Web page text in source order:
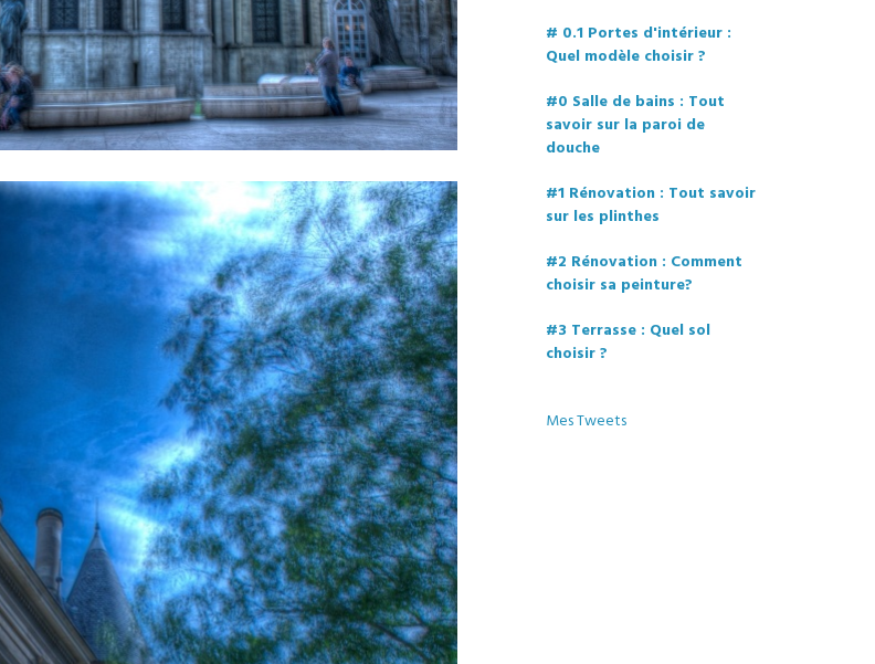
# 0.1 Portes d'intérieur :
Quel modèle choisir ?
#0 Salle de bains : Tout
savoir sur la paroi de
douche
#1 Rénovation : Tout savoir
sur les plinthes
#2 Rénovation : Comment
choisir sa peinture?
#3 Terrasse : Quel sol
choisir ?
Mes Tweets